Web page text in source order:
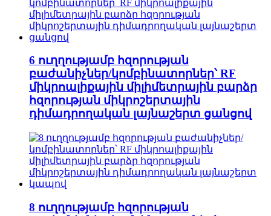
6 ուղղությամբ հզորության
բաժանիչներ/կոմբինատորներ՝ RF
միկրոալիքային միլիմետրային բարձր
հզորության միկրոշերտային
դիմադրողական լայնաշերտ ցանցով
8 ուղղությամբ հզորության